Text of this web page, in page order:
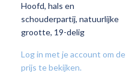
VOEG
TOE
AAN
Hoofd, hals en
schouderpartij, natuurlijke
grootte, 19-delig
Log in met je account om de
prijs te bekijken.